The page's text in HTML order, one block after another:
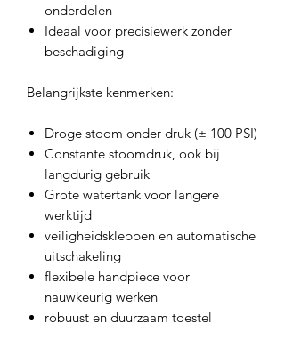
onderdelen
Ideaal voor precisiewerk zonder
beschadiging
Belangrijkste kenmerken:
Droge stoom onder druk (± 100 PSI)
Constante stoomdruk, ook bij
langdurig gebruik
Grote watertank voor langere
werktijd
veiligheidskleppen en automatische
uitschakeling
flexibele handpiece voor
nauwkeurig werken
robuust en duurzaam toestel